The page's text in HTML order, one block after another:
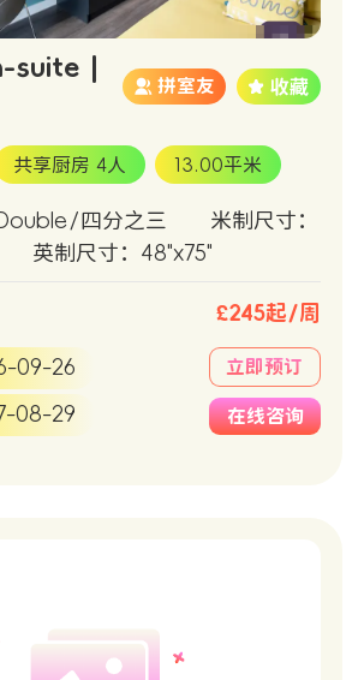
suite |
拼室友
共享厨房 4人 13.00平米
四分之三
米制尺寸：
英制尺寸：48"x75"
£245起/周
09-26
08-29
立即预订
在线咨询